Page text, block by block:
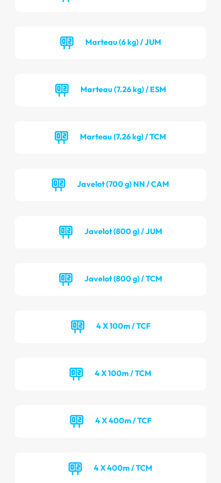
Marteau (6 kg) / JUM
Marteau (7.26 kg) / ESM
Marteau (7.26 kg) / TCM
Javelot (700 g) NN / CAM
Javelot (800 g) / JUM
Javelot (800 g) / TCM
4 X 100m / TCF
4 X 100m / TCM
4 X 400m / TCF
4 X 400m / TCM